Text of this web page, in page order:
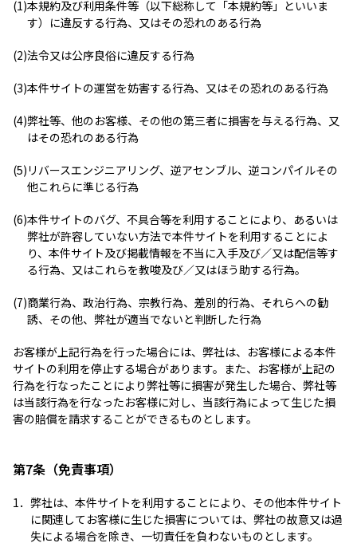
(1)本規約及び利用条件等（以下総称して「本規約等」といいま
す）に違反する行為、又はその恐れのある行為
(2)法令又は公序良俗に違反する行為
(3)本件サイトの運営を妨害する行為、又はその恐れのある行為
(4)弊社等、他のお客様、その他の第三者に損害を与える行為、又
はその恐れのある行為
(5) リバースエンジニアリング、逆アセンブル、逆コンパイルその
他これらに準じる行為
(6)本件サイトのバグ、不具合等を利用することにより、あるいは
弊社が許容していない方法で本件サイトを利用することによ
り、本件サイト及び掲載情報を不当に入手及び／又は配信等す
る行為、又はこれらを教唆及び／又はほう助する行為。
(7)商業行為、政治行為、宗教行為、差別的行為、それらへの勧
誘、その他、弊社が適当でないと判断した行為
お客様が上記行為を行った場合には、弊社は、お客様による本件
サイトの利用を停止する場合があります。また、お客様が上記の
行為を行なったことにより弊社等に損害が発生した場合、弊社等
は当該行為を行なったお客様に対し、当該行為によって生じた損
害の賠償を請求することができるものとします。
第7条（免責事項）
1． 弊社は、本件サイトを利用することにより、その他本件サイト
に関連してお客様に生じた損害については、弊社の故意又は過
失による場合を除き、一切責任を負わないものとします。